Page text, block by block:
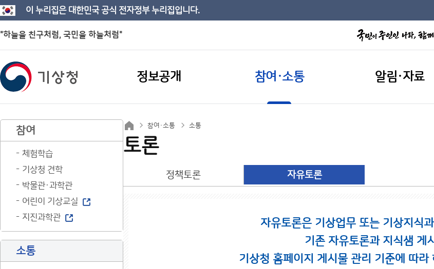
이 누리집은 대한민국 공식 전자정부 누리집입니다.
"하늘을 친구처럼, 국민을 하늘처럼"
정보공개 참여·소통 알림·자료
참여
체험학습
기상청 견학
박물관·과학관
어린이 기상교실
지진과학관
소통
참여·소통 소통
토론
정책토론 자유토론
자유토론은 기상업무 또는 기상지식
기존 자유토론과 지식샘 게
기상청 홈페이지 게시물 관리 기준에 따